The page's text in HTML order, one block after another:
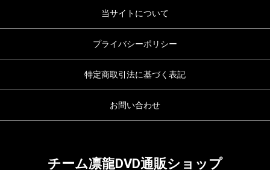
当サイトについて
プライバシーポリシー
特定商取引法に基づく表記
お問い合わせ
チーム凛龍DVD通販ショップ